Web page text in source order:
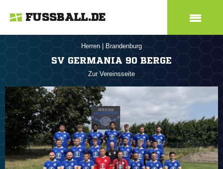
FUSSBALL.DE
Herren Brandenburg
SV GERMANIA 90 BERGE
Zur Vereinsseite